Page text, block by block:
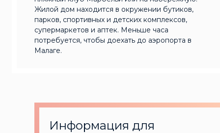
Жилой дом находится в окружении бутиков,
парков, спортивных и детских комплексов,
супермаркетов и аптек. Меньше часа
потребуется, чтобы доехать до аэропорта в
Малаге.
Информация для